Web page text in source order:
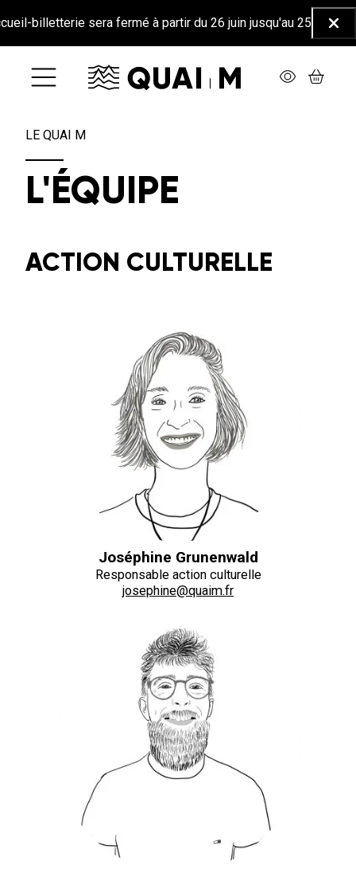
sera fermé à partir du 26 juin jusqu'au 25 août inclus ☀️
LE QUAI M
L'ÉQUIPE
ACTION CULTURELLE
Joséphine Grunenwald
Responsable action culturelle
josephine@quaim.fr